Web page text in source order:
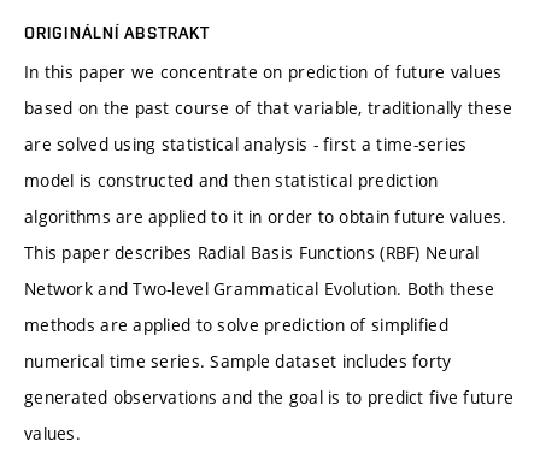
ORIGINÁLNÍ ABSTRAKT
In this paper we concentrate on prediction of future values
based on the past course of that variable, traditionally these
are solved using statistical analysis - first a time-series
model is constructed and then statistical prediction
algorithms are applied to it in order to obtain future values.
This paper describes Radial Basis Functions (RBF) Neural
Network and Two-level Grammatical Evolution. Both these
methods are applied to solve prediction of simplified
numerical time series. Sample dataset includes forty
generated observations and the goal is to predict five future
values.